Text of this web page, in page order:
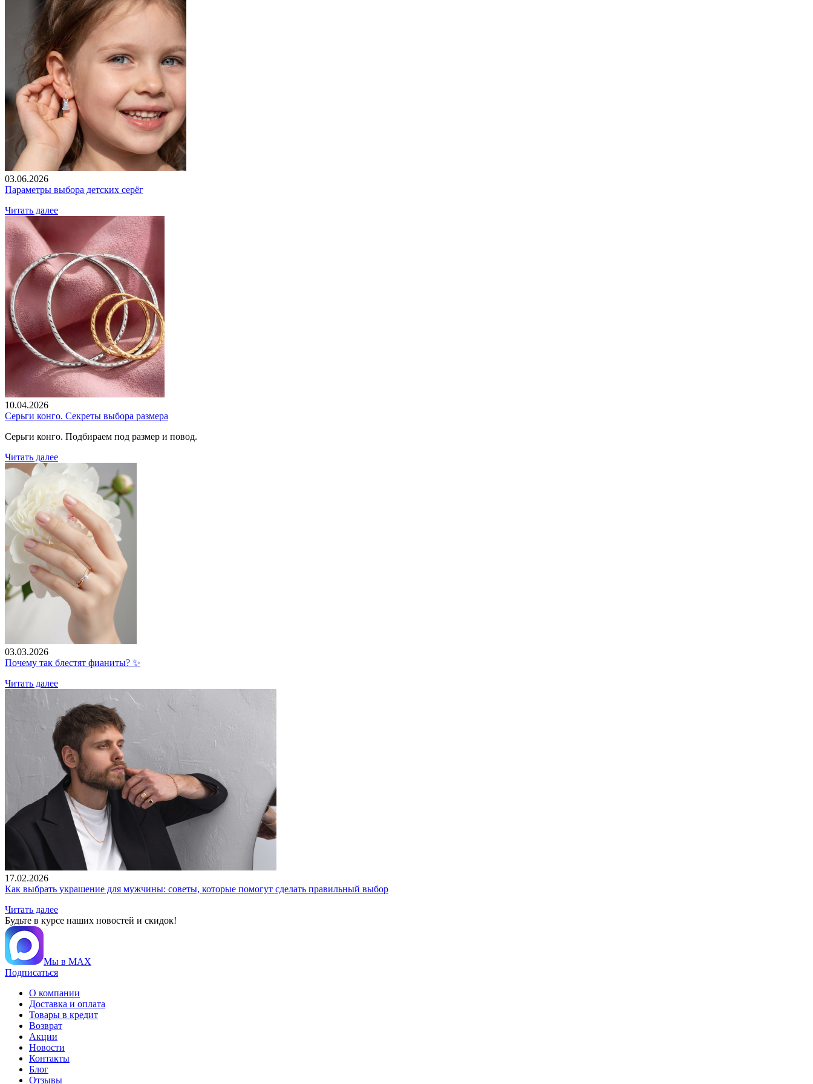
03.06.2026
Параметры выбора детских серёг
Читать далее
10.04.2026
Серьги конго. Секреты выбора размера
Серьги конго. Подбираем под размер и повод.
Читать далее
03.03.2026
Почему так блестят фианиты? ✨
Читать далее
17.02.2026
Как выбрать украшение для мужчины: советы, которые помогут сделать правильный выбор
Читать далее
Будьте в курсе наших новостей и скидок!
Мы в MAX
Подписаться
О компании
Доставка и оплата
Товары в кредит
Возврат
Акции
Новости
Контакты
Блог
Отзывы